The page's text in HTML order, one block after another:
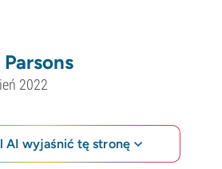
2022
AI wyjaśnić tę stronę